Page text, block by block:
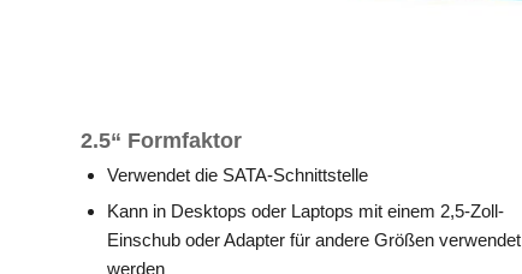
2.5“ Formfaktor
Verwendet die SATA-Schnittstelle
Kann in Desktops oder Laptops mit einem 2,5-Zoll-
Einschub oder Adapter für andere Größen verwendet
werden